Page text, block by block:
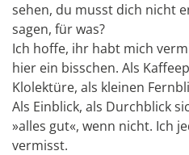
sehen, du musst dich nicht
sagen, für was?
Ich hoffe, ihr habt mich
hier ein bisschen. Als
Klolektüre, als kleinen
Als Einblick, als Durchblick
»alles gut«, wenn nicht. Ich
vermisst.